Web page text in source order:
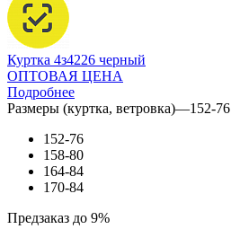
Куртка 4з4226 черный
ОПТОВАЯ ЦЕНА
Подробнее
Размеры (куртка, ветровка)—152-76
152-76
158-80
164-84
170-84
Предзаказ до 9%